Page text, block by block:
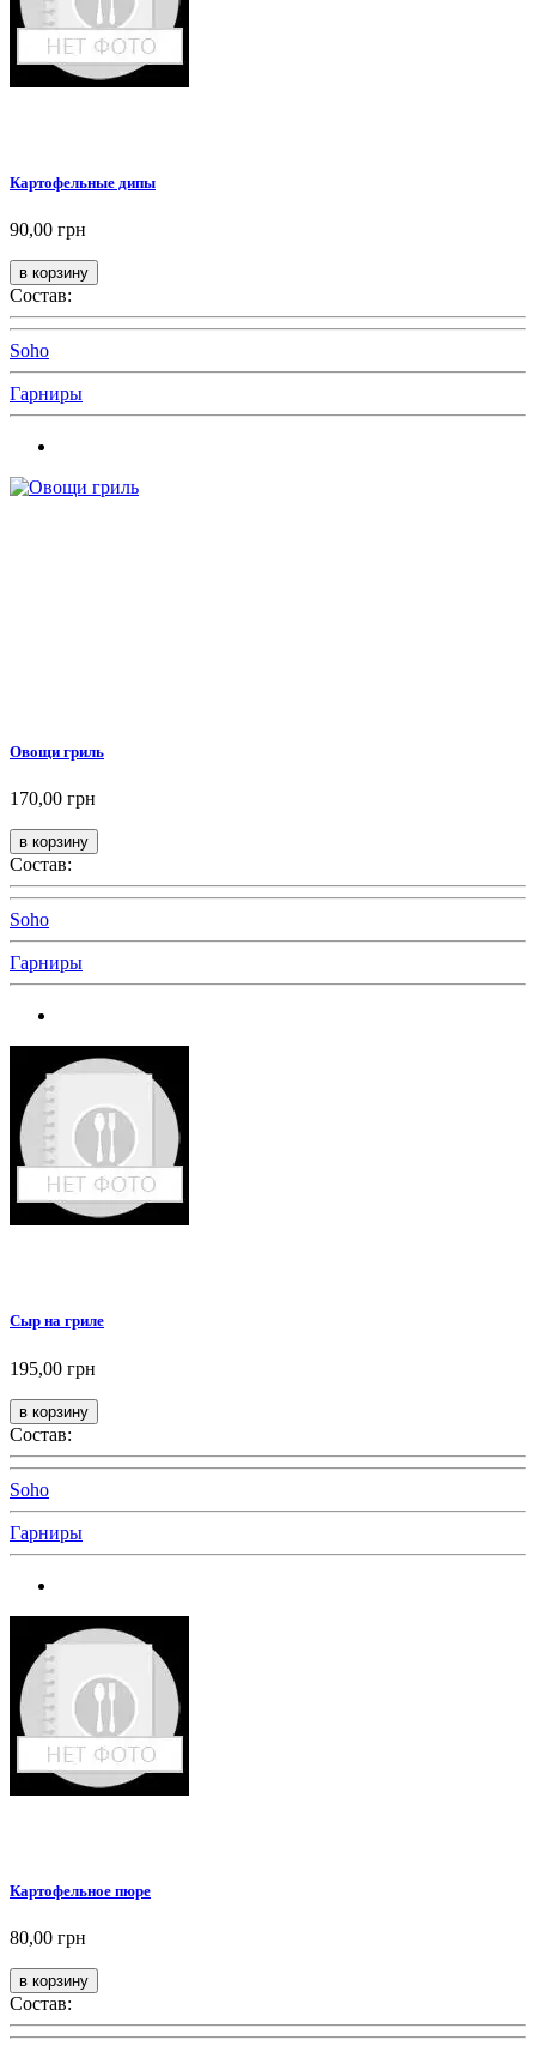
Картофельные дипы
90,00 грн
Состав:
Soho
Гарниры
Овощи гриль
170,00 грн
Состав:
Soho
Гарниры
Сыр на гриле
195,00 грн
Состав:
Soho
Гарниры
Картофельное пюре
80,00 грн
Состав: